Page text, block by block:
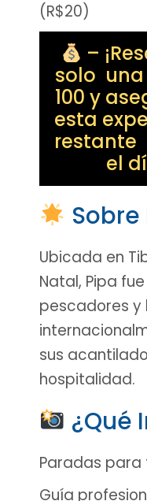
(R$20)
–
solo una
100 y
esta
restante
el
Sobre
Ubicada en
Natal, Pipa
pescadores y
sus
hospitalidad.
¿Qué
Paradas
Guía